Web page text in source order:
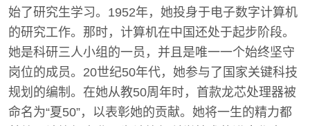
始了研究生学习。1952年，她投身于电子数字计算机
的研究工作。那时，计算机在中国还处于起步阶段。
她是科研三人小组的一员，并且是唯一一个始终坚守
岗位的成员。20世纪50年代，她参与了国家关键科技
规划的编制。在她从教50周年时，首款龙芯处理器被
命名为“夏50”，以表彰她的贡献。她将一生的精力都